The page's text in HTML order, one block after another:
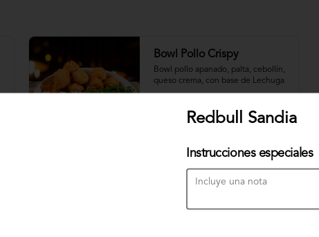
Bowl Pollo Crispy
Bowl pollo apanado, palta, cebollín,
queso crema, con base de Lechuga
Redbull Sandia
Instrucciones especiales